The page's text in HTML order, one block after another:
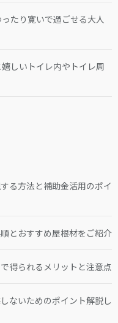
たり寛いで過ごせる大人
しいトイレ内やトイレ周
る方法と補助金活用のポイ
とおすすめ屋根材をご紹介
得られるメリットと注意点
ないためのポイント解説し